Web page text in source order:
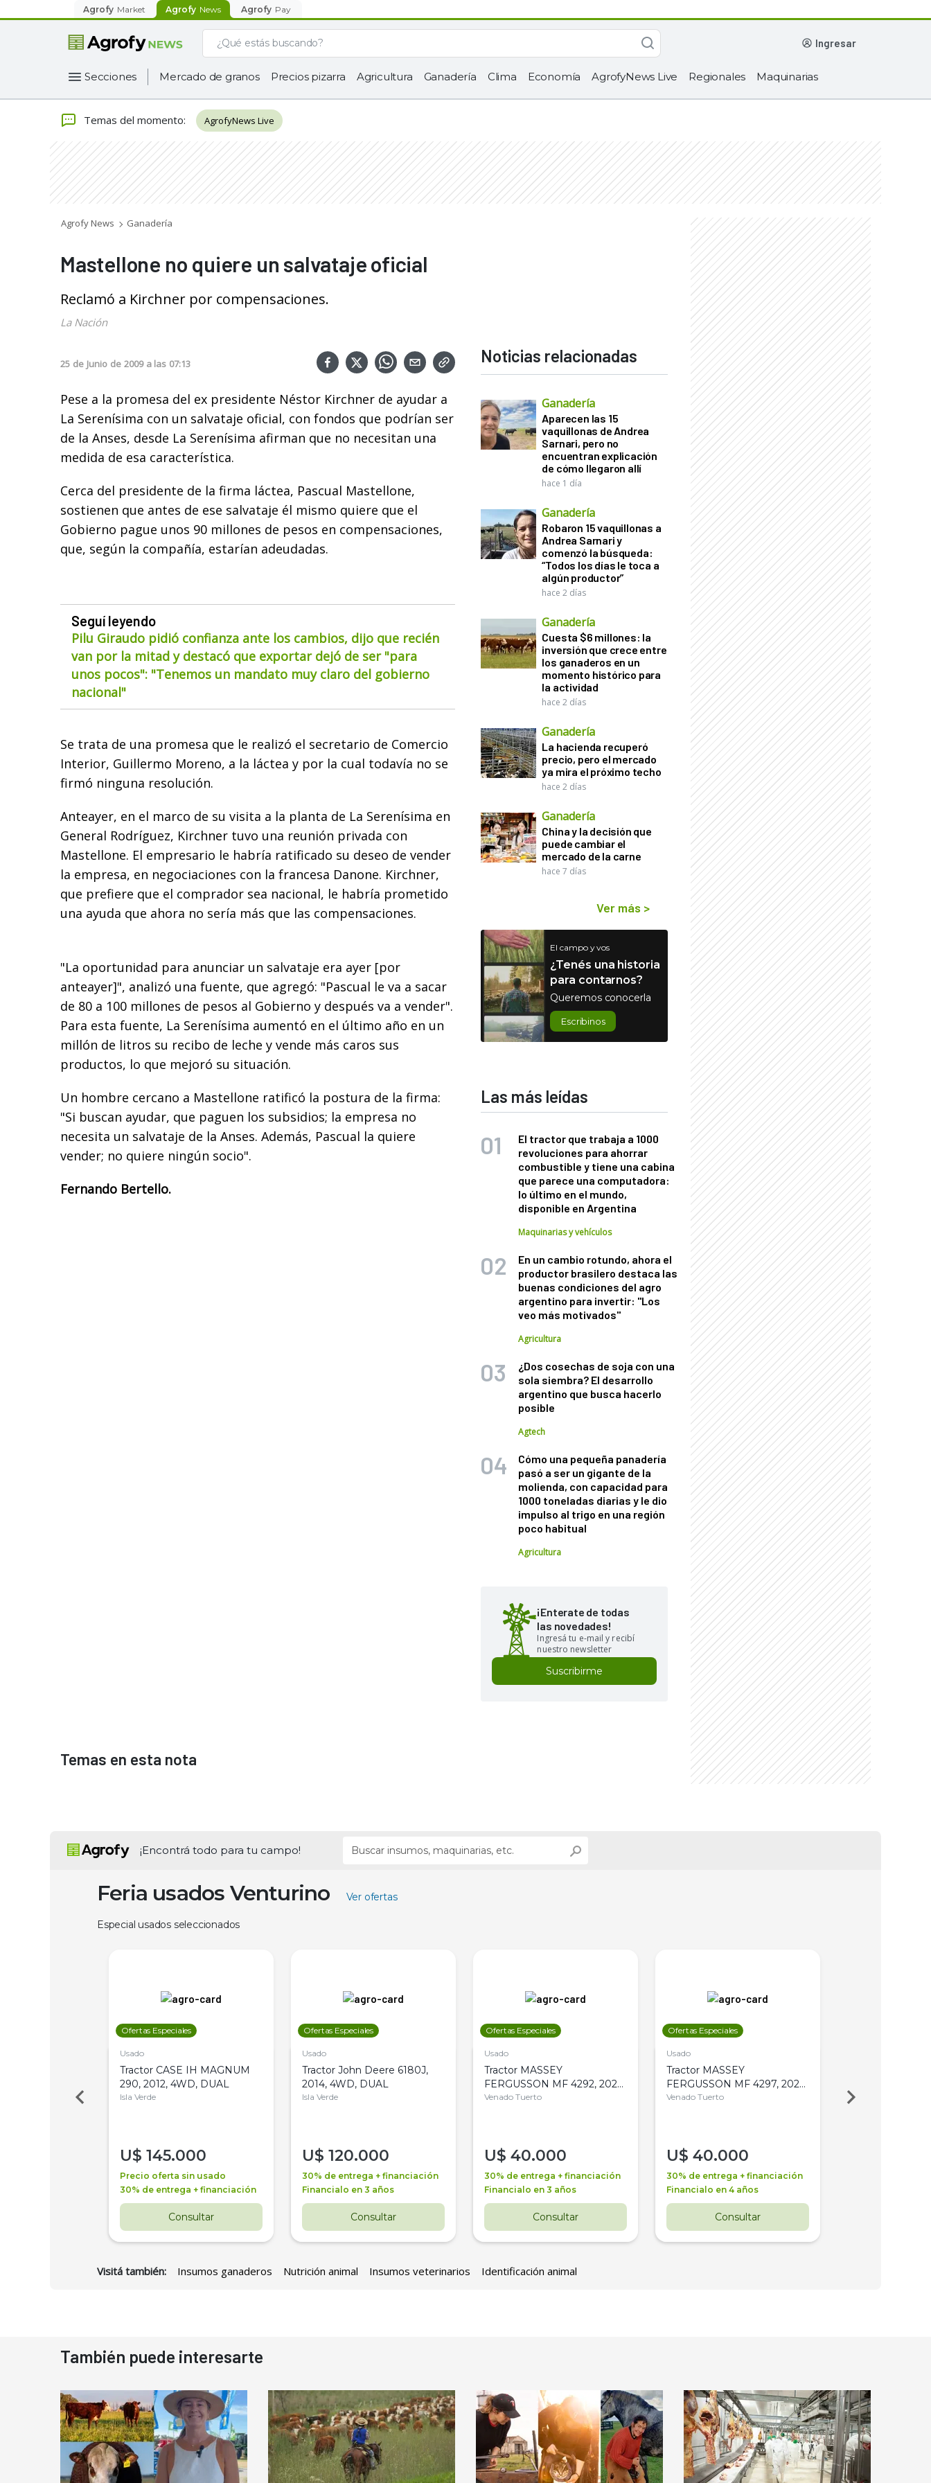
Agrofy Market Agrofy News Agrofy Pay
ingresar
Secciones Mercado de granos Precios pizarra Agricultura Ganadería Clima Economía AgrofyNews Live Regionales Maquinarias
Temas del momento: AgrofyNews Live
Agrofy News Ganadería
Mastellone no quiere un salvataje oficial
Reclamó a Kirchner por compensaciones.
La Nación
25 de Junio de 2009 a las 07:13
Pese a la promesa del ex presidente Néstor Kirchner de ayudar a
La Serenísima con un salvataje oficial, con fondos que podrían ser
de la Anses, desde La Serenísima afirman que no necesitan una
medida de esa característica.
Cerca del presidente de la firma láctea, Pascual Mastellone,
sostienen que antes de ese salvataje él mismo quiere que el
Gobierno pague unos 90 millones de pesos en compensaciones,
que, según la compañía, estarían adeudadas.
Seguí leyendo
Pilu Giraudo pidió confianza ante los cambios, dijo que recién
van por la mitad y destacó que exportar dejó de ser "para
unos pocos": "Tenemos un mandato muy claro del gobierno
nacional"
Se trata de una promesa que le realizó el secretario de Comercio
Interior, Guillermo Moreno, a la láctea y por la cual todavía no se
firmó ninguna resolución.
Anteayer, en el marco de su visita a la planta de La Serenísima en
General Rodríguez, Kirchner tuvo una reunión privada con
Mastellone. El empresario le habría ratificado su deseo de vender
la empresa, en negociaciones con la francesa Danone. Kirchner,
que prefiere que el comprador sea nacional, le habría prometido
una ayuda que ahora no sería más que las compensaciones.
"La oportunidad para anunciar un salvataje era ayer [por
anteayer]", analizó una fuente, que agregó: "Pascual le va a sacar
de 80 a 100 millones de pesos al Gobierno y después va a vender".
Para esta fuente, La Serenísima aumentó en el último año en un
millón de litros su recibo de leche y vende más caros sus
productos, lo que mejoró su situación.
Un hombre cercano a Mastellone ratificó la postura de la firma:
"Si buscan ayudar, que paguen los subsidios; la empresa no
necesita un salvataje de la Anses. Además, Pascual la quiere
vender; no quiere ningún socio".
Fernando Bertello.
Noticias relacionadas
Ganadería
Aparecen las 15
vaquillonas de Andrea
Sarnari, pero no
encuentran explicación
de cómo llegaron allí
hace 1 día
Ganadería
Robaron 15 vaquillonas a
Andrea Sarnari y
comenzó la búsqueda:
“Todos los días le toca a
algún productor”
hace 2 días
Ganadería
Cuesta $6 millones: la
inversión que crece entre
los ganaderos en un
momento histórico para
la actividad
hace 2 días
Ganadería
La hacienda recuperó
precio, pero el mercado
ya mira el próximo techo
hace 2 días
Ganadería
China y la decisión que
puede cambiar el
mercado de la carne
hace 7 días
Ver más >
El campo y vos
¿Tenés una historia
para contarnos?
Queremos conocerla
Escribinos
Las más leídas
El tractor que trabaja a 1000
revoluciones para ahorrar
combustible y tiene una cabina
que parece una computadora:
lo último en el mundo,
disponible en Argentina
Maquinarias y vehículos
En un cambio rotundo, ahora el
productor brasilero destaca las
buenas condiciones del agro
argentino para invertir: "Los
veo más motivados"
Agricultura
¿Dos cosechas de soja con una
sola siembra? El desarrollo
argentino que busca hacerlo
posible
Agtech
Cómo una pequeña panadería
pasó a ser un gigante de la
molienda, con capacidad para
1000 toneladas diarias y le dio
impulso al trigo en una región
poco habitual
Agricultura
¡Enterate de todas
las novedades!
Ingresá tu e-mail y recibí
nuestro newsletter
Suscribirme
Temas en esta nota
¡Encontrá todo para tu campo!
Feria usados Venturino Ver ofertas
Especial usados seleccionados
Ofertas Especiales
Usado
Tractor CASE IH MAGNUM
290, 2012, 4WD, DUAL
Isla Verde
U$ 145.000
Precio oferta sin usado
30% de entrega + financiación
Consultar
Ofertas Especiales
Usado
Tractor John Deere 6180J,
2014, 4WD, DUAL
Isla Verde
U$ 120.000
30% de entrega + financiación
Financialo en 3 años
Consultar
Ofertas Especiales
Usado
Tractor MASSEY
FERGUSSON MF 4292, 2020,
4WD, PATON
Venado Tuerto
U$ 40.000
30% de entrega + financiación
Financialo en 3 años
Consultar
Ofertas Especiales
Usado
Tractor MASSEY
FERGUSSON MF 4297, 2020,
4WD, PATON
Venado Tuerto
U$ 40.000
30% de entrega + financiación
Financialo en 4 años
Consultar
Venado Tuerto
Visitá también: Insumos ganaderos Nutrición animal Insumos veterinarios Identificación animal
También puede interesarte